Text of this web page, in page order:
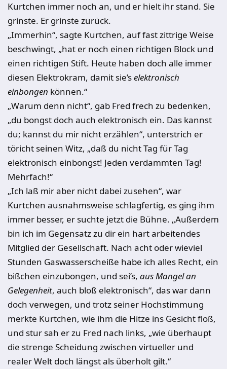
Kurtchen immer noch an, und er hielt ihr stand. Sie
grinste. Er grinste zurück.
„Immerhin“, sagte Kurtchen, auf fast zittrige Weise
beschwingt, „hat er noch einen richtigen Block und
einen richtigen Stift. Heute haben doch alle immer
diesen Elektrokram, damit sie’selektronisch
einbongen können.“
„Warum denn nicht“, gab Fred frech zu bedenken,
„du bongst doch auch elektronisch ein. Das kannst
du; kannst du mir nicht erzählen“, unterstrich er
töricht seinen Witz, „daß du nicht Tag für Tag
elektronisch einbongst! Jeden verdammten Tag!
Mehrfach!“
„Ich laß mir aber nicht dabei zusehen“, war
Kurtchen ausnahmsweise schlagfertig, es ging ihm
immer besser, er suchte jetzt die Bühne. „Außer­dem
bin ich im Gegensatz zu dir ein hart ar­beitendes
Mitglied der Gesell­schaft. Nach acht oder wieviel
Stunden Gas­wasserscheiße habe ich alles Recht, ein
bißchen einzubongen, und sei’s, aus Mangel an
Gelegenheit, auch bloß elektronisch“, das war dann
doch verwegen, und trotz seiner Hochstim­mung
merkte Kurtchen, wie ihm die Hitze ins Gesicht floß,
und stur sah er zu Fred nach links, „wie überhaupt
die strenge Scheidung zwi­schen virtueller und
realer Welt doch längst als überholt gilt.“